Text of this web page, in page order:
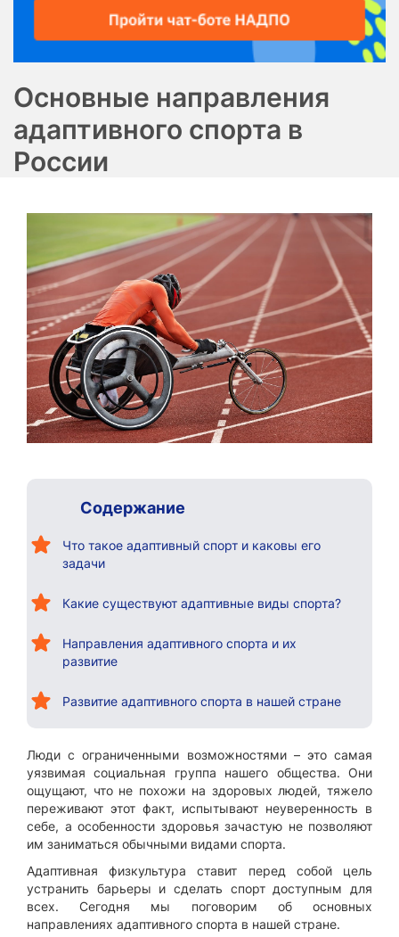
Основные направления
адаптивного спорта в
России
Содержание
Что такое адаптивный спорт и каковы его
задачи
Какие существуют адаптивные виды спорта?
Направления адаптивного спорта и их
развитие
Развитие адаптивного спорта в нашей стране
Люди с ограниченными возможностями – это самая
уязвимая социальная группа нашего общества. Они
ощущают, что не похожи на здоровых людей, тяжело
переживают этот факт, испытывают неуверенность в
себе, а особенности здоровья зачастую не позволяют
им заниматься обычными видами спорта.
Адаптивная физкультура ставит перед собой цель
устранить барьеры и сделать спорт доступным для
всех. Сегодня мы поговорим об основных
направлениях адаптивного спорта в нашей стране.